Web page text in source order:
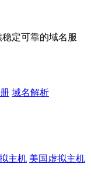
定可靠的域名服
域名解析
主机 美国虚拟主机